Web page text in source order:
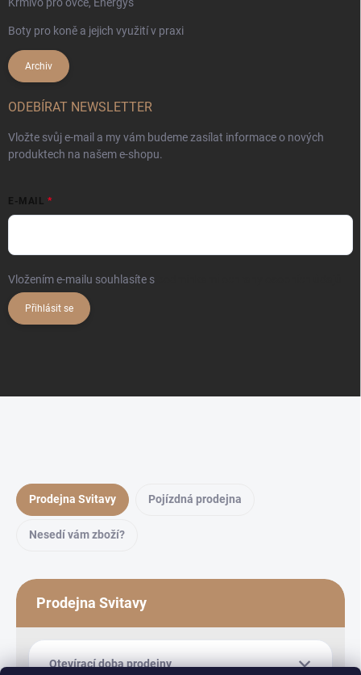
Boty pro koně a jejich využití v praxi
Archiv
ODEBÍRAT NEWSLETTER
Vložte svůj e-mail a my vám budeme zasílat informace o nových
produktech na našem e-shopu.
E-MAIL
Vložením e-mailu souhlasíte s
Přihlásit se
Prodejna Svitavy Pojízdná prodejna
Nesedí vám zboží?
Prodejna Svitavy
Otevírací doba prodejny